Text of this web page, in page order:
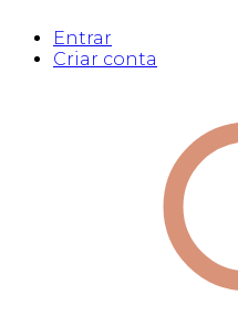
Entrar
Criar conta